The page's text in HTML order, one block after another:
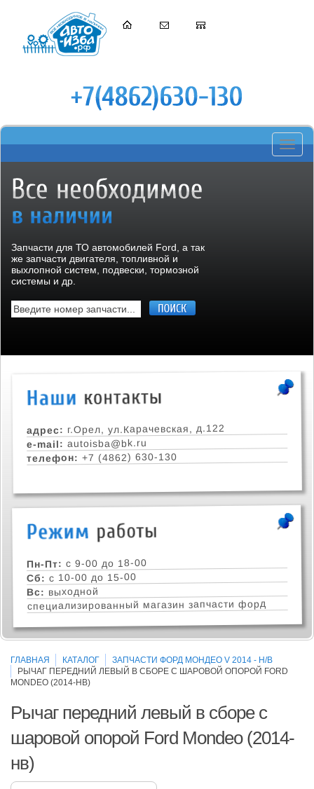
Toggle
Запчасти для ТО автомобилей Ford, а так
же запчасти двигателя, топливной и
выхлопной систем, подвески, тормозной
системы и др.
адрес: г.Орел, ул.Карачевская, д.122
e-mail: autoisba@bk.ru
телефон: +7 (4862) 630-130
Пн-Пт: с 9-00 до 18-00
Сб: с 10-00 до 15-00
Вс: выходной
специализированный магазин запчасти форд
ГЛАВНАЯ КАТАЛОГ
ЗАПЧАСТИ ФОРД МОНДЕО V 2014 - Н/В
РЫЧАГ ПЕРЕДНИЙ ЛЕВЫЙ В СБОРЕ С ШАРОВОЙ ОПОРОЙ FORD
MONDEO (2014-НВ)
Рычаг передний левый в сборе с
шаровой опорой Ford Mondeo (2014-
нв)